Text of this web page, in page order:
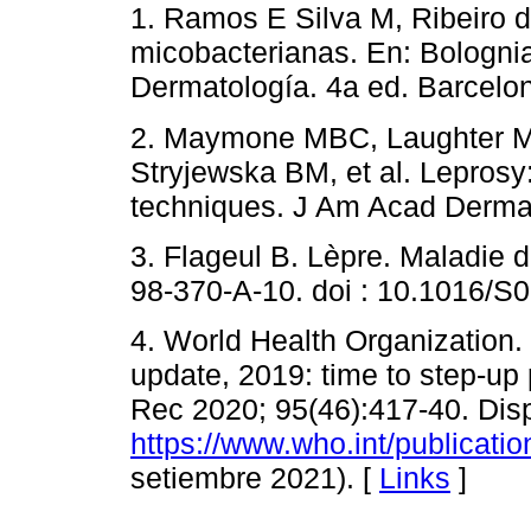
1. Ramos E Silva M, Ribeiro
micobacterianas. En:
Dermatología. 4a ed.
2. Maymone MBC, Laughter
Stryjewska BM, et al.
techniques. J Am Acad
3. Flageul B. Lèpre. Maladie
98-370-A-10. doi : 10.1016/
4. World Health
update, 2019: time to step-
Rec 2020; 95(46):417-40.
https://www.who.int/
setiembre 2021). [ Links ]